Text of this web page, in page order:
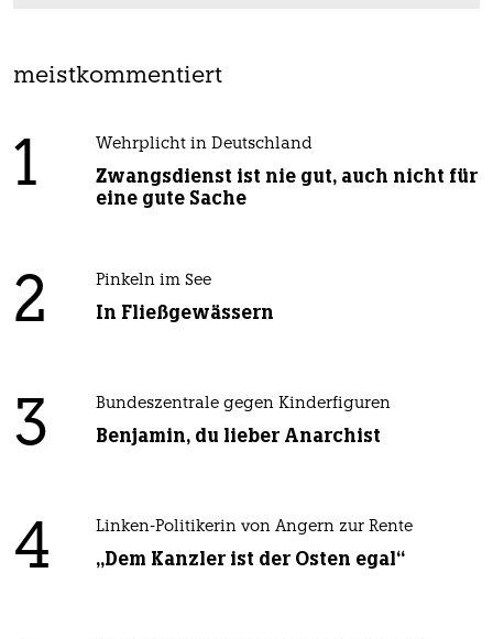
meistkommentiert
1 Wehrplicht in Deutschland
Zwangsdienst ist nie gut, auch nicht für
eine gute Sache
2 Pinkeln im See
In Fließgewässern
3 Bundeszentrale gegen Kinderfiguren
Benjamin, du lieber Anarchist
4 Linken-Politikerin von Angern zur Rente
„Dem Kanzler ist der Osten egal“